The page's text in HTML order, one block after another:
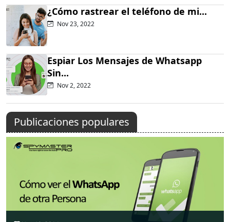
¿Cómo rastrear el teléfono de mi...
Nov 23, 2022
Espiar Los Mensajes de Whatsapp
Sin...
Nov 2, 2022
Publicaciones populares